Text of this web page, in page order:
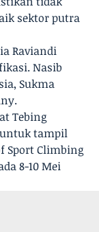
sektor putra
Raviandi
Nasib
Sukma
Tebing
untuk tampil
Sport Climbing
8-10 Mei